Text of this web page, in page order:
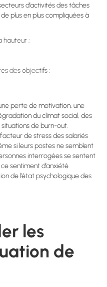
d’activités des tâches
plus en plus compliquées à
hauteur ;
des objectifs ;
perte de motivation, une
du climat social, des
de burn-out.
de stress des salariés
si leurs postes ne semblent
interrogées se sentent
sentiment d’anxiété
de l’état psychologique des
les
de